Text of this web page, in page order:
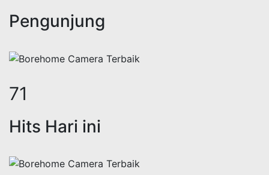
Pengunjung
83
Hits Hari ini